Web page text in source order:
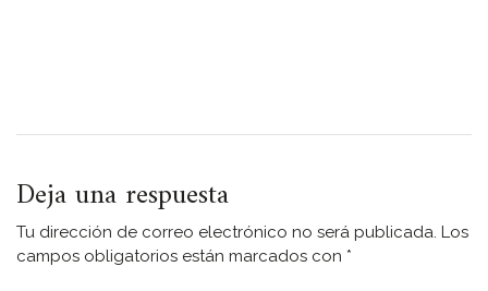
Deja una respuesta
Tu dirección de correo electrónico no será publicada. Los
campos obligatorios están marcados con *